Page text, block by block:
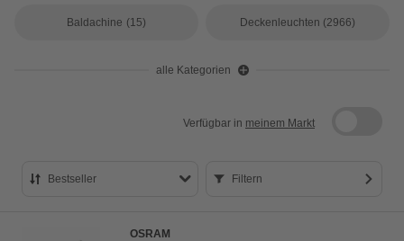
Baldachine (15) Deckenleuchten (2966)
alle Kategorien
Verfügbar in meinem Markt
Bestseller Filtern
OSRAM